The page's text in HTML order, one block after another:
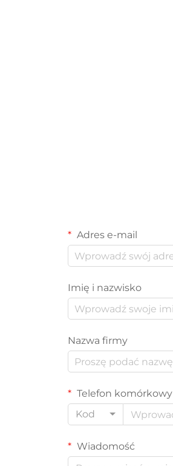
Adres e-mail
Imię i nazwisko
Nazwa firmy
Telefon komórkowy
Kod
Wiadomość